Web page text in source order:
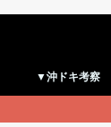
▼沖ドキ考察